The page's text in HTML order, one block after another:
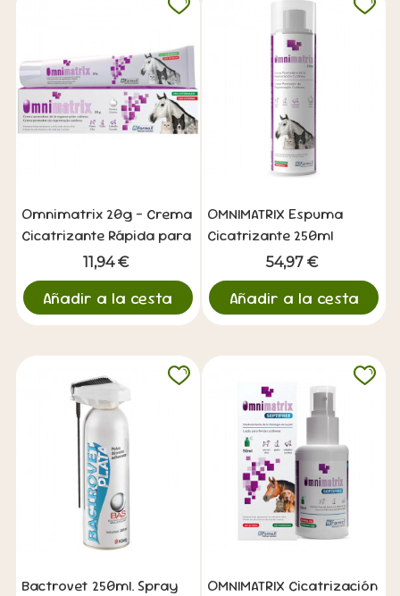
Omnimatrix 20g - Crema
Cicatrizante Rápida para
11,94 €
Añadir a la cesta
OMNIMATRIX Espuma
Cicatrizante 250ml
54,97 €
Añadir a la cesta
Bactrovet 250ml. Spray
OMNIMATRIX Cicatrización